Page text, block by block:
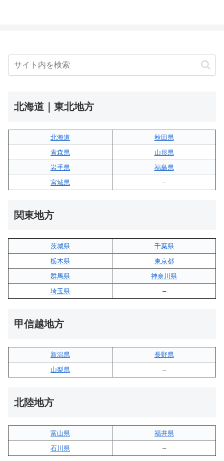
北海道｜東北地方
北海道
秋田県
青森県
山形県
岩手県
福島県
宮城県
–
関東地方
茨城県
千葉県
栃木県
東京都
群馬県
神奈川県
埼玉県
–
甲信越地方
新潟県
長野県
山梨県
–
北陸地方
富山県
福井県
石川県
–